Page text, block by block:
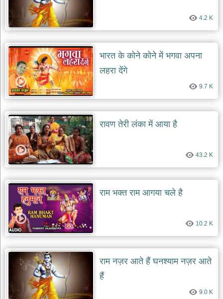
4.2 K
भारत के कोने कोने में भगवा अपना
लहरा देंगे
9.7 K
रावण तेरी लंका में आया है
43.2 K
राम भक्त राम आगया चले है
10.2 K
राम नज़र आते हैं घनश्याम नज़र आते
हैं
9.0 K